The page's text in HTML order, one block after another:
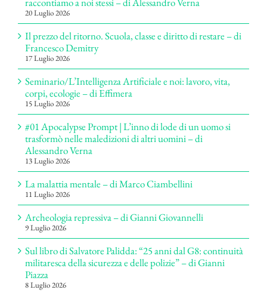
20 Luglio 2026
Il prezzo del ritorno. Scuola, classe e diritto di restare – di
Francesco Demitry
17 Luglio 2026
Seminario/L’Intelligenza Artificiale e noi: lavoro, vita,
corpi, ecologie – di Effimera
15 Luglio 2026
#01 Apocalypse Prompt | L’inno di lode di un uomo si
trasformò nelle maledizioni di altri uomini – di
Alessandro Verna
13 Luglio 2026
La malattia mentale – di Marco Ciambellini
11 Luglio 2026
Archeologia repressiva – di Gianni Giovannelli
9 Luglio 2026
Sul libro di Salvatore Palidda: “25 anni dal G8: continuità
militaresca della sicurezza e delle polizie” – di Gianni
Piazza
8 Luglio 2026